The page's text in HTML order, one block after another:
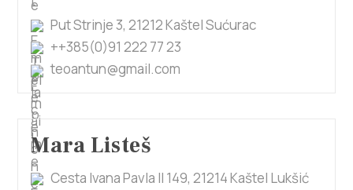
Put Strinje 3, 21212 Kaštel Sućurac
++385(0)91 222 77 23
teoantun@gmail.com
Mara Listeš
Cesta Ivana Pavla II 149, 21214 Kaštel Lukšić